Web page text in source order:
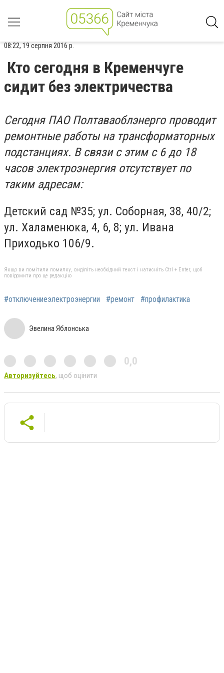
08:22, 19 серпня 2016 р.
Кто сегодня в Кременчуге
сидит без электричества
Сегодня ПАО Полтаваоблэнерго проводит
ремонтные работы на трансформаторных
подстанциях. В связи с этим с 6 до 18
часов электроэнергия отсутствует по
таким адресам:
Детский сад №35; ул. Соборная, 38, 40/2;
ул. Халаменюка, 4, 6, 8; ул. Ивана
Приходько 106/9.
Якщо ви помітили помилку, виділіть необхідний текст і натисніть Ctrl + Enter, щоб
повідомити про це редакцію
#отключениеэлектроэнергии #ремонт #профилактика
Эвелина Яблонська
0,0
Авторизуйтесь, щоб оцінити